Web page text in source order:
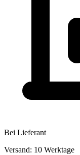
Bei Lieferant
Versand: 10 Werktage